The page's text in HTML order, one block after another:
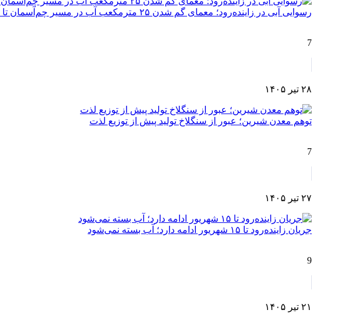
رسوایی آبی در زاینده‌رود؛ معمای گم شدن ۲۵ مترمکعب آب در مسیر چم‌آسمان تا اصفهان!
7
۲۸ تیر ۱۴۰۵
توهم معدن شیرین؛ عبور از سنگلاخ تولید پیش از توزیع لذت
7
۲۷ تیر ۱۴۰۵
جریان زاینده‌رود تا ۱۵ شهریور ادامه دارد؛ آب بسته نمی‌شود
9
۲۱ تیر ۱۴۰۵